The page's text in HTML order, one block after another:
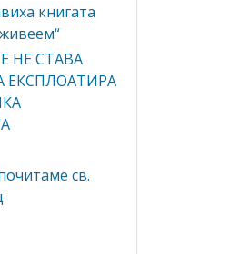
книгата
НЕ СТАВА
ЕКСПЛОАТИРА
св.